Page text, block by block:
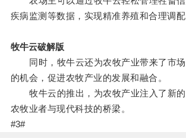
疾病监测等数据，实现精准养殖和合理调配
牧牛云破解版
同时，牧牛云还为农牧产业带来了市场
的机会，促进农牧产业的发展和融合。
牧牛云的推出，为农牧产业注入了新的
农牧业者与现代科技的桥梁。
#3#